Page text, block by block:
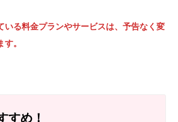
いる料金プランやサービスは、予告なく変
。
すめ！